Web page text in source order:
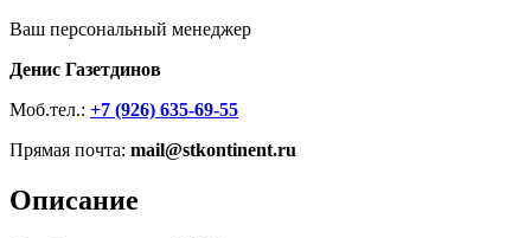
Ваш персональный менеджер
Денис Газетдинов
Моб.тел.: +7 (926) 635-69-55
Прямая почта: mail@stkontinent.ru
Описание